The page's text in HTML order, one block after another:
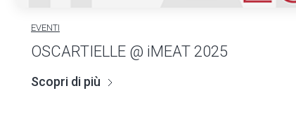
EVENTI
OSCARTIELLE @ iMEAT 2025
Scopri di più